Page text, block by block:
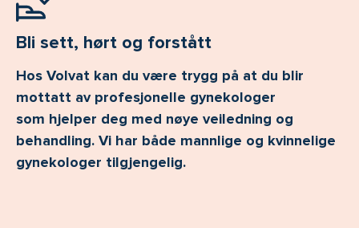
Bli sett, hørt og forstått
Hos Volvat kan du være trygg på at du blir
mottatt av profesjonelle gynekologer
som hjelper deg med nøye veiledning og
behandling. Vi har både mannlige og kvinnelige
gynekologer tilgjengelig.